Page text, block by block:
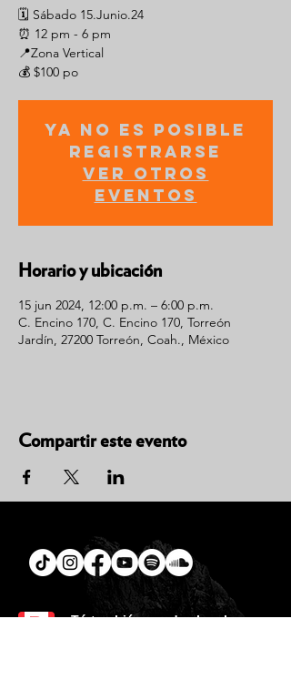
🗓️ Sábado 15.Junio.24
⏰ 12 pm - 6 pm
📍Zona Vertical
💰 $100 po
Ya no es posible
registrarse
Ver otros
eventos
Horario y ubicación
15 jun 2024, 12:00 p.m. – 6:00 p.m.
C. Encino 170, C. Encino 170, Torreón
Jardín, 27200 Torreón, Coah., México
Compartir este evento
Tútambién puedes leer la